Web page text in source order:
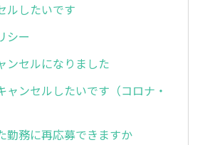
ルしたいです
シー
ンセルになりました
ャンセルしたいです（コロナ・
勤務に再応募できますか